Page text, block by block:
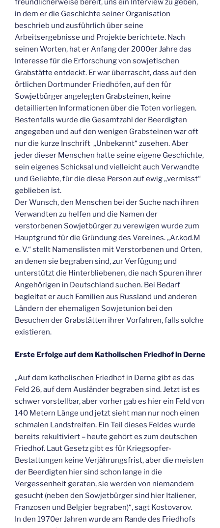
freundlicherweise bereit, uns ein Interview zu geben,
in dem er die Geschichte seiner Organisation
beschrieb und ausführlich über seine
Arbeitsergebnisse und Projekte berichtete. Nach
seinen Worten, hat er Anfang der 2000er Jahre das
Interesse für die Erforschung von sowjetischen
Grabstätte entdeckt. Er war überrascht, dass auf den
örtlichen Dortmunder Friedhöfen, auf den für
Sowjetbürger angelegten Grabsteinen, keine
detaillierten Informationen über die Toten vorliegen.
Bestenfalls wurde die Gesamtzahl der Beerdigten
angegeben und auf den wenigen Grabsteinen war oft
nur die kurze Inschrift „Unbekannt“ zusehen. Aber
jeder dieser Menschen hatte seine eigene Geschichte,
sein eigenes Schicksal und vielleicht auch Verwandte
und Geliebte, für die diese Person auf ewig „vermisst“
geblieben ist.
Der Wunsch, den Menschen bei der Suche nach ihren
Verwandten zu helfen und die Namen der
verstorbenen Sowjetbürger zu verewigen wurde zum
Hauptgrund für die Gründung des Vereines. „Ar.kod.M
e. V.“ stellt Namenslisten mit Verstorbenen und Orten,
an denen sie begraben sind, zur Verfügung und
unterstützt die Hinterbliebenen, die nach Spuren ihrer
Angehörigen in Deutschland suchen. Bei Bedarf
begleitet er auch Familien aus Russland und anderen
Ländern der ehemaligen Sowjetunion bei den
Besuchen der Grabstätten ihrer Vorfahren, falls solche
existieren.
Erste Erfolge auf dem Katholischen Friedhof in Derne
„Auf dem katholischen Friedhof in Derne gibt es das
Feld 26, auf dem Ausländer begraben sind. Jetzt ist es
schwer vorstellbar, aber vorher gab es hier ein Feld von
140 Metern Länge und jetzt sieht man nur noch einen
schmalen Landstreifen. Ein Teil dieses Feldes wurde
bereits rekultiviert – heute gehört es zum deutschen
Friedhof. Laut Gesetz gibt es für Kriegsopfer-
Bestattungen keine Verjährungsfrist, aber die meisten
der Beerdigten hier sind schon lange in die
Vergessenheit geraten, sie werden von niemandem
gesucht (neben den Sowjetbürger sind hier Italiener,
Franzosen und Belgier begraben)“, sagt Kostovarov.
In den 1970er Jahren wurde am Rande des Friedhofs